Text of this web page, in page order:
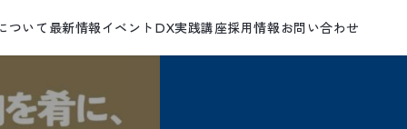
ついて 最新情報イベント DX実践講座採用情報 お問い合わせ